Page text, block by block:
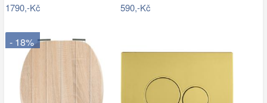
1790,-Kč 590,-Kč
- 18%